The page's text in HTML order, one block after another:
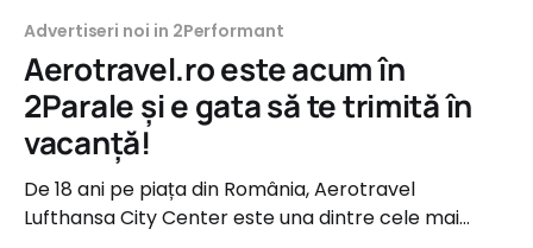
Advertiseri noi in 2Performant
Aerotravel.ro este acum în
2Parale și e gata să te trimită în
vacanță!
De 18 ani pe piața din România, Aerotravel
Lufthansa City Center este una dintre cele mai